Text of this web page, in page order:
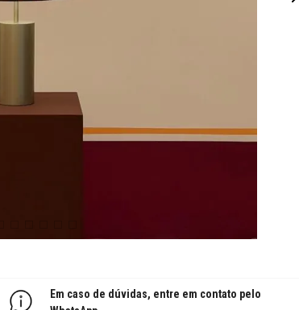
Em caso de dúvidas, entre em contato pelo